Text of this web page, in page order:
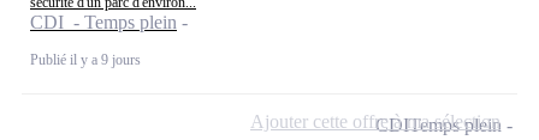
CDI - Temps plein
Publié il y a 9 jours
CDITemps plein
Ajouter cette offre à ma sélection